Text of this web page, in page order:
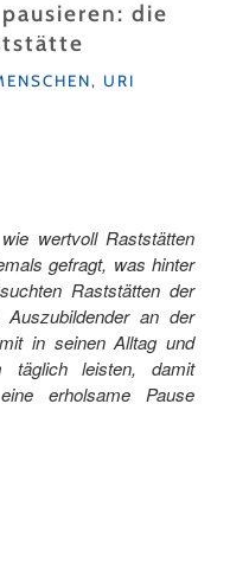
die
, URI
wertvoll Raststätten
gefragt, was hinter
Raststätten der
an der
in seinen Alltag und
leisten, damit
erholsame Pause